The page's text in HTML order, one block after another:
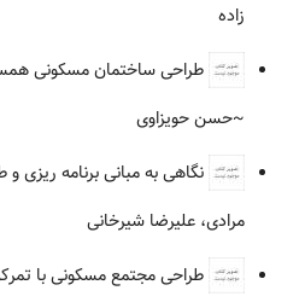
زاده
طراحی ساختمان مسکونی
~حسن حویزاوی
نگاهی به مبانی برنامه
مرادی، علیرضا شیرخانی
طراحی مجتمع مسکونی با